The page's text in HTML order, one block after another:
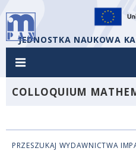
JEDNOSTKA NAUKOWA
COLLOQUIUM
PRZESZUKAJ WYDAWNICTWA